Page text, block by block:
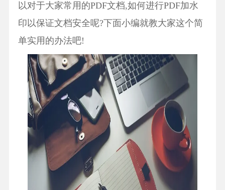
以对于大家常用的PDF文档,如何进行PDF加水
印以保证文档安全呢?下面小编就教大家这个简
单实用的办法吧!